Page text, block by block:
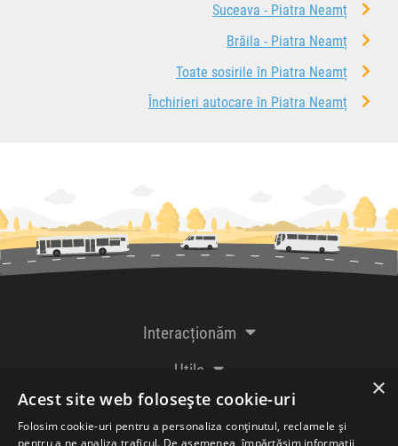
Suceava - Piatra Neamț
Brăila - Piatra Neamț
Toate sosirile în Piatra Neamț
Închirieri autocare în Piatra Neamț
Interacționăm
Utile
De la creatorii
×
Acest site web folosește cookie-uri
Folosim cookie-uri pentru a personaliza conținutul, reclamele și
pentru a ne analiza traficul. De asemenea, împărtășim informații